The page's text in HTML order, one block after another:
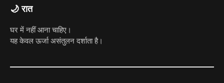
🌙 रात
घर में नहीं आना चाहिए।
यह केवल ऊर्जा असंतुलन दर्शाता है।